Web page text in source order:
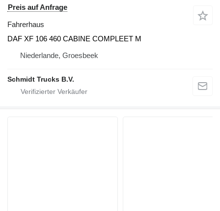
Preis auf Anfrage
Fahrerhaus
DAF XF 106 460 CABINE COMPLEET M
Niederlande, Groesbeek
Schmidt Trucks B.V.